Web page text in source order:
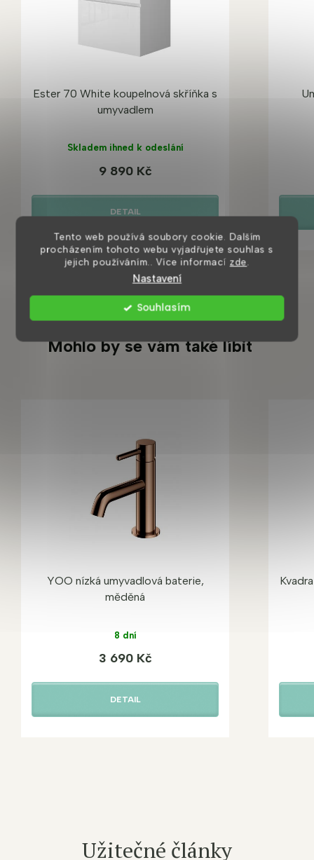
Tento web používá soubory cookie. Dalším
procházením tohoto webu vyjadřujete souhlas s
jejich používáním.. Více informací zde.
Nastavení
Souhlasím
Ester 70 White koupelnová skříňka s
umyvadlem
Skladem ihned k odeslání
9 890 Kč
DETAIL
Mohlo by se vám také líbit
YOO nízká umyvadlová baterie,
měděná
8 dní
3 690 Kč
DETAIL
Užitečné články